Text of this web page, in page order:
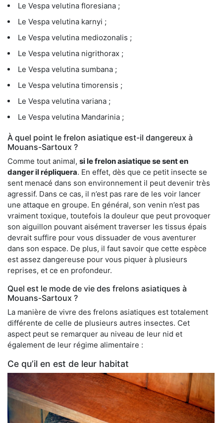
Le Vespa velutina floresiana ;
Le Vespa velutina karnyi ;
Le Vespa velutina mediozonalis ;
Le Vespa velutina nigrithorax ;
Le Vespa velutina sumbana ;
Le Vespa velutina timorensis ;
Le Vespa velutina variana ;
Le Vespa velutina Mandarinia ;
À quel point le frelon asiatique est-il dangereux à
Mouans-Sartoux ?
Comme tout animal, si le frelon asiatique se sent en
danger il répliquera. En effet, dès que ce petit insecte se
sent menacé dans son environnement il peut devenir très
agressif. Dans ce cas, il n’est pas rare de les voir lancer
une attaque en groupe. En général, son venin n’est pas
vraiment toxique, toutefois la douleur que peut provoquer
son aiguillon pouvant aisément traverser les tissus épais
devrait suffire pour vous dissuader de vous aventurer
dans son espace. De plus, il faut savoir que cette espèce
est assez dangereuse pour vous piquer à plusieurs
reprises, et ce en profondeur.
Quel est le mode de vie des frelons asiatiques à
Mouans-Sartoux ?
La manière de vivre des frelons asiatiques est totalement
différente de celle de plusieurs autres insectes. Cet
aspect peut se remarquer au niveau de leur nid et
également de leur régime alimentaire :
Ce qu’il en est de leur habitat